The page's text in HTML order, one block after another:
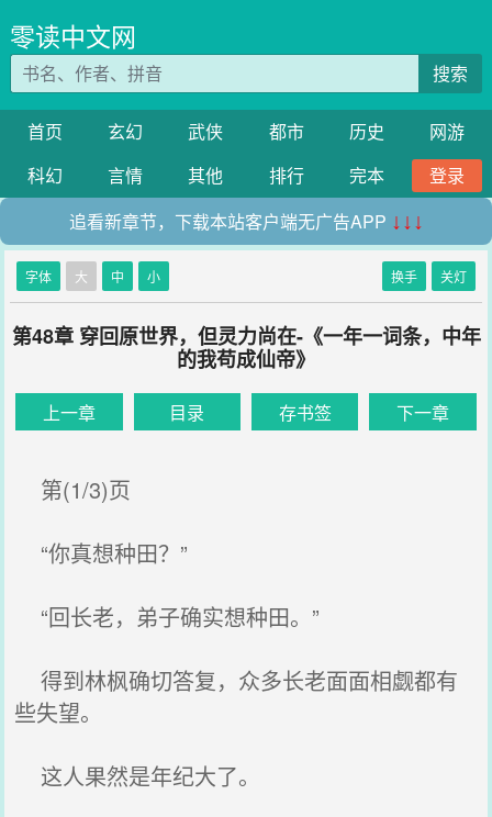
零读中文网
搜索
首页 玄幻 武侠 都市 历史
网游
科幻
言情 其他 排行 完本
登录
追看新章节，下载本站客户端无广告APP ↓↓↓
字体 大 中 小 换手 关灯
第48章 穿回原世界，但灵力尚在-《一年一词条，中年
的我苟成仙帝》
上一章 目录 存书签 下一章
第(1/3)页
“你真想种田？”
“回长老，弟子确实想种田。”
得到林枫确切答复，众多长老面面相觑都有
些失望。
这人果然是年纪大了。